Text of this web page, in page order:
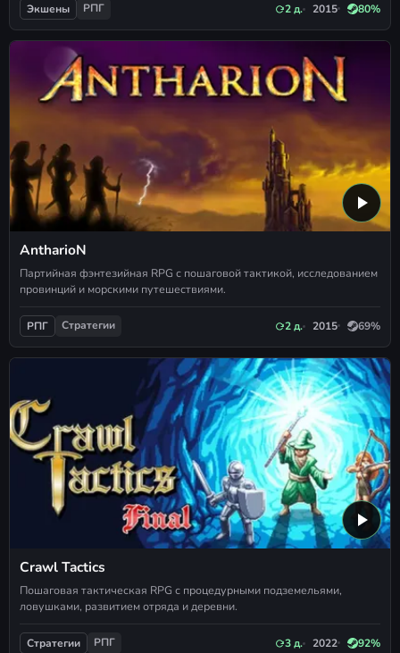
Экшены РПГ 2 д. 2015 80%
AntharioN
Партийная фэнтезийная RPG с пошаговой тактикой, исследованием
провинций и морскими путешествиями.
РПГ Стратегии 2 д. 2015 69%
Crawl Tactics
Пошаговая тактическая RPG с процедурными подземельями,
ловушками, развитием отряда и деревни.
Стратегии РПГ 3 д. 2022 92%